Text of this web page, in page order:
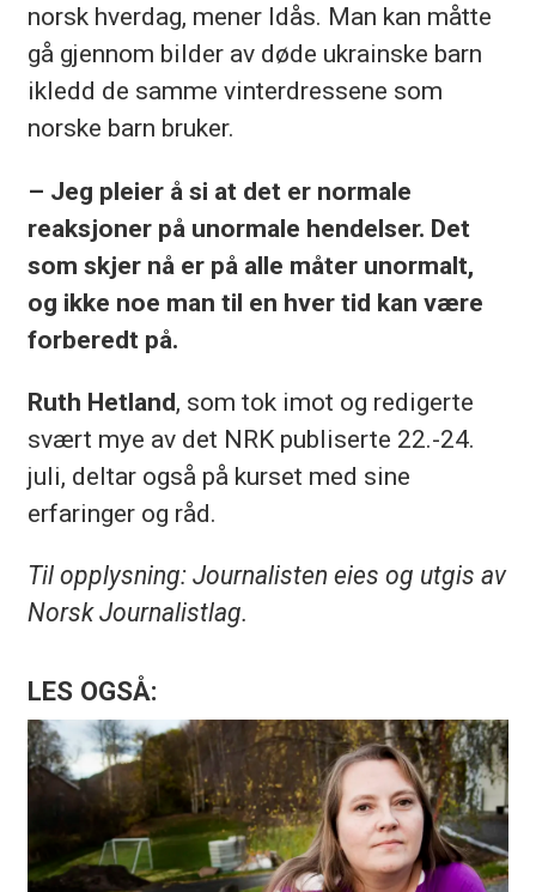
norsk hverdag, mener Idås. Man kan måtte
gå gjennom bilder av døde ukrainske barn
ikledd de samme vinterdressene som
norske barn bruker.
– Jeg pleier å si at det er normale
reaksjoner på unormale hendelser. Det
som skjer nå er på alle måter unormalt,
og ikke noe man til en hver tid kan være
forberedt på.
Ruth Hetland, som tok imot og redigerte
svært mye av det NRK publiserte 22.-24.
juli, deltar også på kurset med sine
erfaringer og råd.
Til opplysning: Journalisten eies og utgis av
Norsk Journalistlag.
LES OGSÅ: